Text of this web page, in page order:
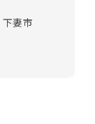
下妻市